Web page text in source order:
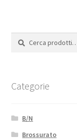
Cerca:
Cerca
Categorie
B/N
Brossurato